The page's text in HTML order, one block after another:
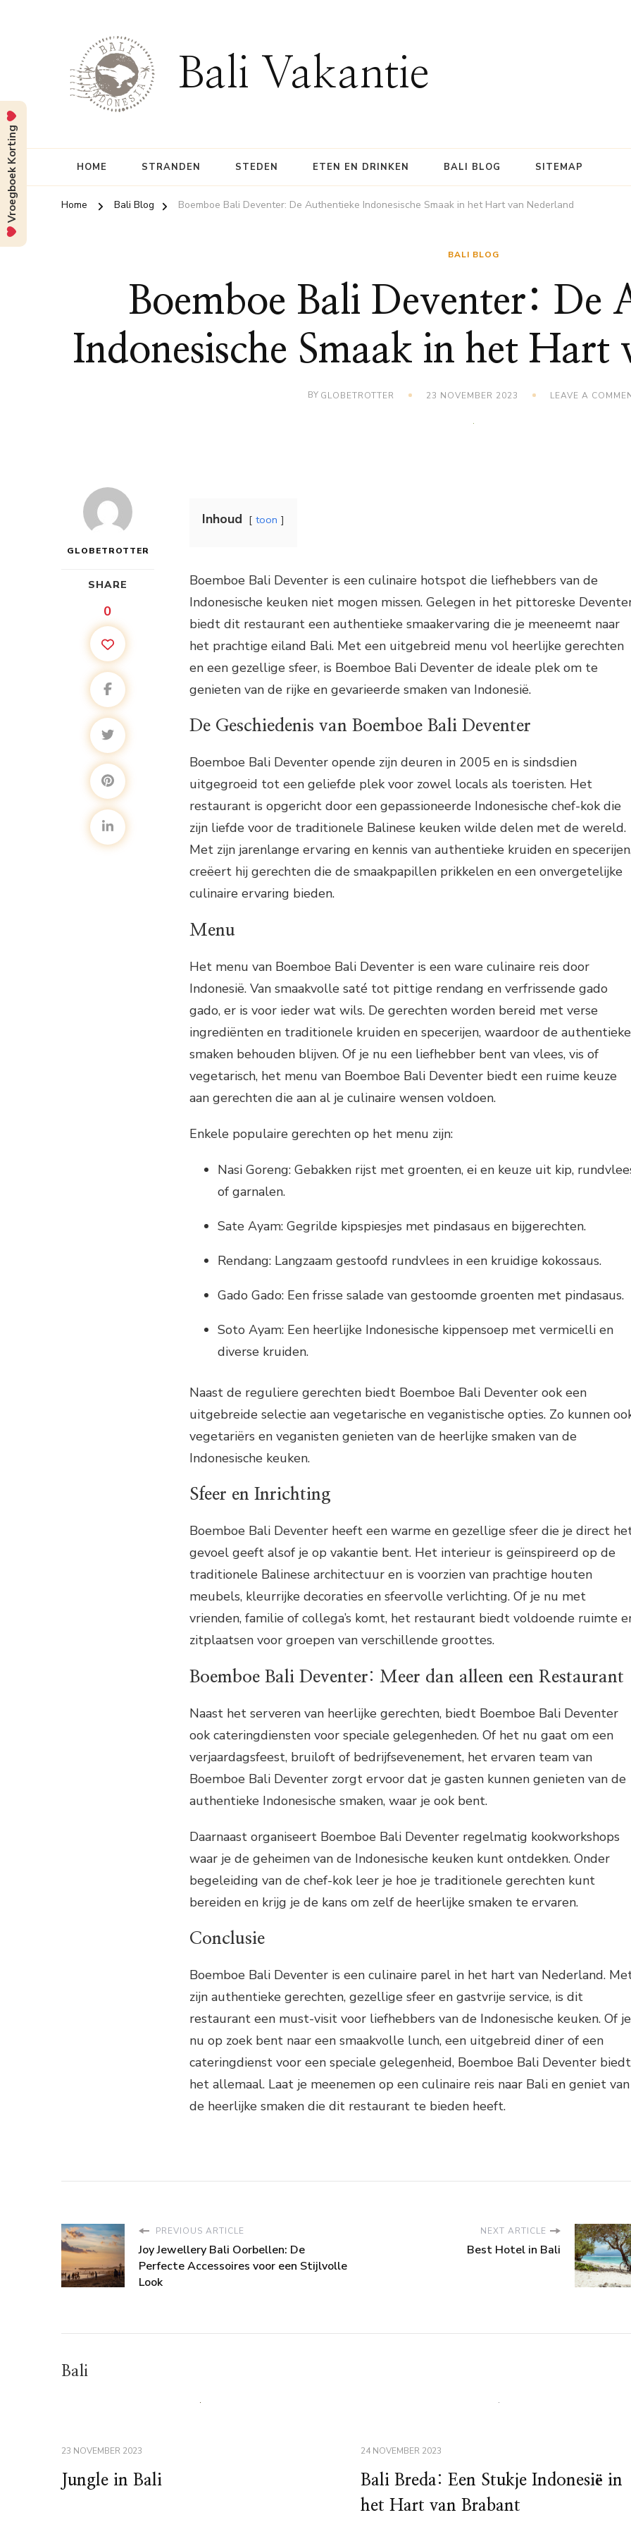
Bali Vakantie
HOME STRANDEN STEDEN ETEN EN DRINKEN BALI BLOG SITEMAP
Home Bali Blog Boemboe Bali Deventer: De Authentieke Indonesische Smaak in het Hart van Nederland
BALI BLOG
Boemboe Bali Deventer: De
Indonesische Smaak in het Hart
BY GLOBETROTTER 23 NOVEMBER 2023 LEAVE A
GLOBETROTTER
SHARE
0
Inhoud toon
Boemboe Bali Deventer is een culinaire hotspot die liefhebbers van de
Indonesische keuken niet mogen missen. Gelegen in het pittoreske
biedt dit restaurant een authentieke smaakervaring die je meeneemt naar
het prachtige eiland Bali. Met een uitgebreid menu vol heerlijke gerechten
en een gezellige sfeer, is Boemboe Bali Deventer de ideale plek om te
genieten van de rijke en gevarieerde smaken van Indonesië.
De Geschiedenis van Boemboe Bali Deventer
Boemboe Bali Deventer opende zijn deuren in 2005 en is sindsdien
uitgegroeid tot een geliefde plek voor zowel locals als toeristen. Het
restaurant is opgericht door een gepassioneerde Indonesische chef-kok die
zijn liefde voor de traditionele Balinese keuken wilde delen met de wereld.
Met zijn jarenlange ervaring en kennis van authentieke kruiden en
creëert hij gerechten die de smaakpapillen prikkelen en een onvergetelijke
culinaire ervaring bieden.
Menu
Het menu van Boemboe Bali Deventer is een ware culinaire reis door
Indonesië. Van smaakvolle saté tot pittige rendang en verfrissende gado
gado, er is voor ieder wat wils. De gerechten worden bereid met verse
ingrediënten en traditionele kruiden en specerijen, waardoor de authentieke
smaken behouden blijven. Of je nu een liefhebber bent van vlees, vis of
vegetarisch, het menu van Boemboe Bali Deventer biedt een ruime keuze
aan gerechten die aan al je culinaire wensen voldoen.
Enkele populaire gerechten op het menu zijn:
Nasi Goreng: Gebakken rijst met groenten, ei en keuze uit kip,
of garnalen.
Sate Ayam: Gegrilde kipspiesjes met pindasaus en bijgerechten.
Rendang: Langzaam gestoofd rundvlees in een kruidige kokossaus.
Gado Gado: Een frisse salade van gestoomde groenten met pindasaus.
Soto Ayam: Een heerlijke Indonesische kippensoep met vermicelli en
diverse kruiden.
Naast de reguliere gerechten biedt Boemboe Bali Deventer ook een
uitgebreide selectie aan vegetarische en veganistische opties. Zo kunnen
vegetariërs en veganisten genieten van de heerlijke smaken van de
Indonesische keuken.
Sfeer en Inrichting
Boemboe Bali Deventer heeft een warme en gezellige sfeer die je direct
gevoel geeft alsof je op vakantie bent. Het interieur is geïnspireerd op de
traditionele Balinese architectuur en is voorzien van prachtige houten
meubels, kleurrijke decoraties en sfeervolle verlichting. Of je nu met
vrienden, familie of collega’s komt, het restaurant biedt voldoende ruimte
zitplaatsen voor groepen van verschillende groottes.
Boemboe Bali Deventer: Meer dan alleen een Restaurant
Naast het serveren van heerlijke gerechten, biedt Boemboe Bali Deventer
ook cateringdiensten voor speciale gelegenheden. Of het nu gaat om een
verjaardagsfeest, bruiloft of bedrijfsevenement, het ervaren team van
Boemboe Bali Deventer zorgt ervoor dat je gasten kunnen genieten van de
authentieke Indonesische smaken, waar je ook bent.
Daarnaast organiseert Boemboe Bali Deventer regelmatig kookworkshops
waar je de geheimen van de Indonesische keuken kunt ontdekken. Onder
begeleiding van de chef-kok leer je hoe je traditionele gerechten kunt
bereiden en krijg je de kans om zelf de heerlijke smaken te ervaren.
Conclusie
Boemboe Bali Deventer is een culinaire parel in het hart van Nederland.
zijn authentieke gerechten, gezellige sfeer en gastvrije service, is dit
restaurant een must-visit voor liefhebbers van de Indonesische keuken. Of je
nu op zoek bent naar een smaakvolle lunch, een uitgebreid diner of een
cateringdienst voor een speciale gelegenheid, Boemboe Bali Deventer biedt
het allemaal. Laat je meenemen op een culinaire reis naar Bali en geniet van
de heerlijke smaken die dit restaurant te bieden heeft.
PREVIOUS ARTICLE
Joy Jewellery Bali Oorbellen: De
Perfecte Accessoires voor een Stijlvolle
Look
NEXT ARTICLE
Best Hotel in Bali
Bali
23 NOVEMBER 2023
Jungle in Bali
24 NOVEMBER 2023
Bali Breda: Een Stukje Indonesië in
het Hart van Brabant
Vroegboek Korting